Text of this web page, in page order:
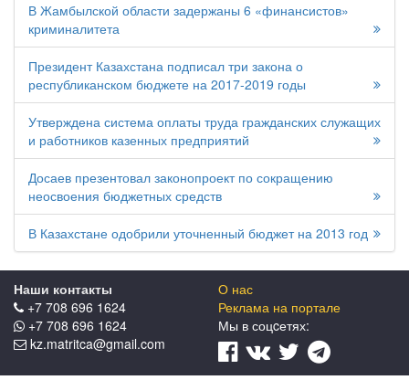
В Жамбылской области задержаны 6 «финансистов»
криминалитета
Президент Казахстана подписал три закона о
республиканском бюджете на 2017-2019 годы
Утверждена система оплаты труда гражданских служащих
и работников казенных предприятий
Досаев презентовал законопроект по сокращению
неосвоения бюджетных средств
В Казахстане одобрили уточненный бюджет на 2013 год
Наши контакты
+7 708 696 1624
+7 708 696 1624
kz.matritca@gmail.com
О нас
Реклама на портале
Мы в соцcетях: